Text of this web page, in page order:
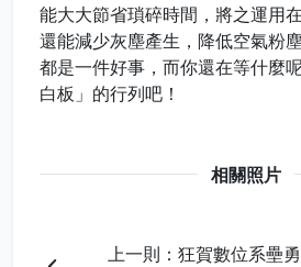
能大大節省瑣碎時間，將之運用
還能減少灰塵產生，降低空氣粉
都是一件好事，而你還在等什麼
白板」的行列吧！
相關照片
上一則：狂賀數位系壘